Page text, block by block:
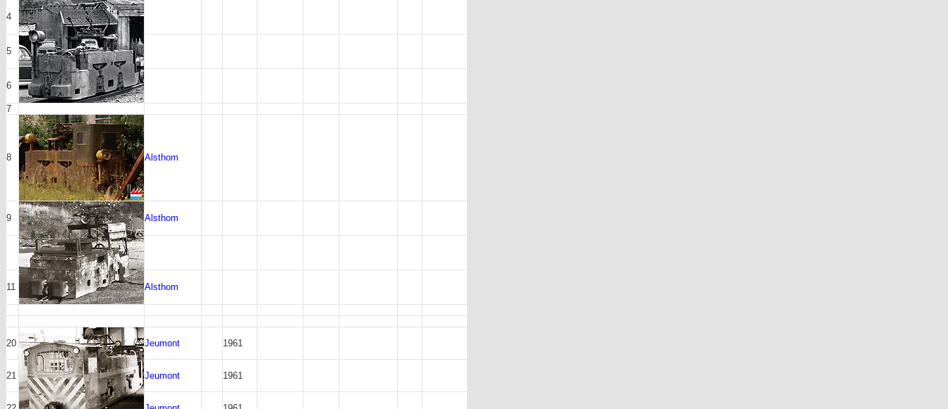
4
5
6
7
8 Alsthom
9 Alsthom
11 Alsthom
20 Jeumont 1961
21 Jeumont 1961